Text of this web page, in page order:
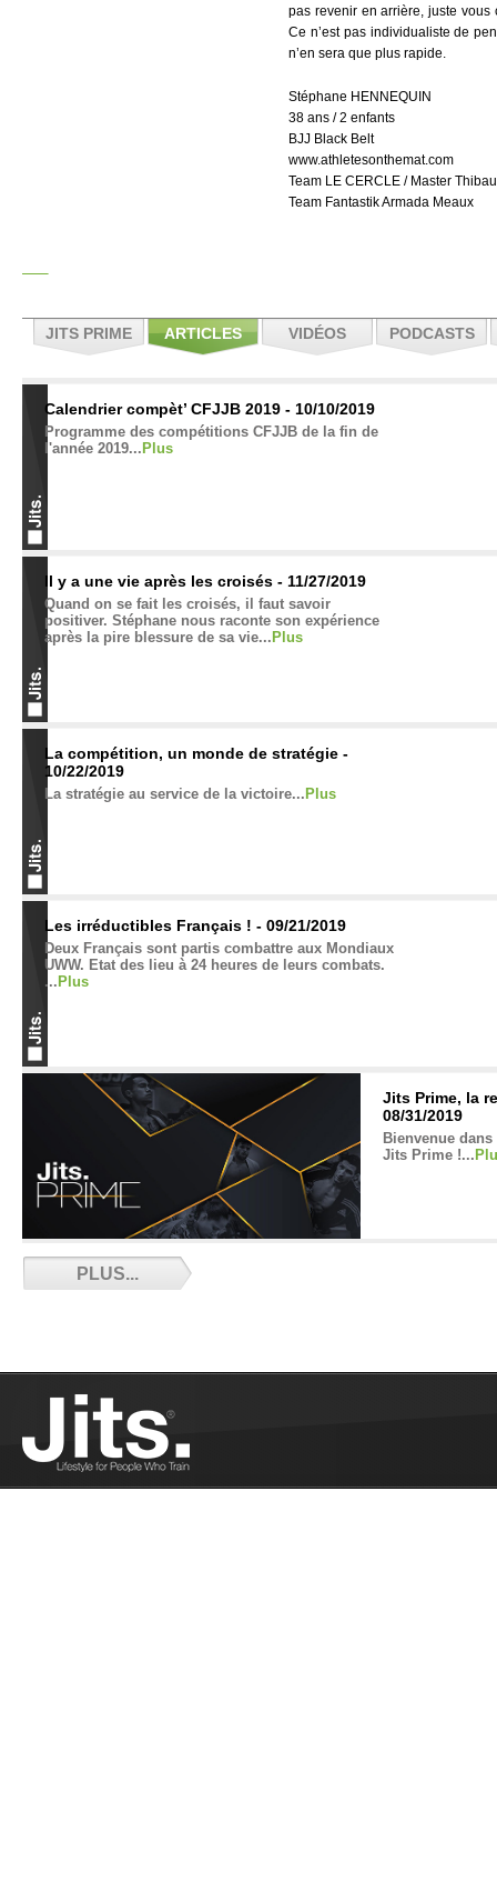
pas revenir en arrière, juste vous
Ce n’est pas individualiste de
n’en sera que plus rapide.
Stéphane HENNEQUIN
38 ans / 2 enfants
BJJ Black Belt
www.athletesonthemat.com
Team LE CERCLE / Master
Team Fantastik Armada Meaux
JITS PRIME ARTICLES VIDÉOS PODCASTS
Calendrier compèt’ CFJJB 2019 - 10/10/2019
Programme des compétitions CFJJB de la fin de
l'année 2019... Plus
Il y a une vie après les croisés - 11/27/2019
Quand on se fait les croisés, il faut savoir
positiver. Stéphane nous raconte son expérience
après la pire blessure de sa vie... Plus
La compétition, un monde de stratégie -
10/22/2019
La stratégie au service de la victoire... Plus
Les irréductibles Français ! - 09/21/2019
Deux Français sont partis combattre aux Mondiaux
UWW. Etat des lieu à 24 heures de leurs combats.
... Plus
Jits Prime, la
08/31/2019
Bienvenue
Jits Prime !...
Adil était aux
PLUS...